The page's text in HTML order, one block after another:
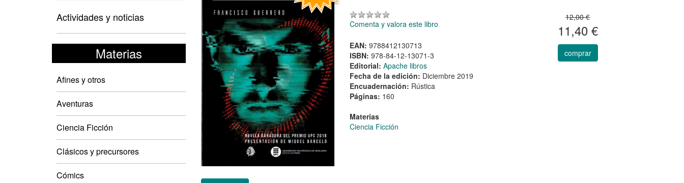
Actividades y noticias
Materias
Afines y otros
Aventuras
Ciencia Ficción
Clásicos y precursores
Cómics
Comenta y valora este libro
EAN: 9788412130713
ISBN: 978-84-12-13071-3
Editorial: Apache libros
Fecha de la edición: Diciembre 2019
Encuadernación: Rústica
Páginas: 160
Materias
Ciencia Ficción
12,00 €
11,40 €
comprar